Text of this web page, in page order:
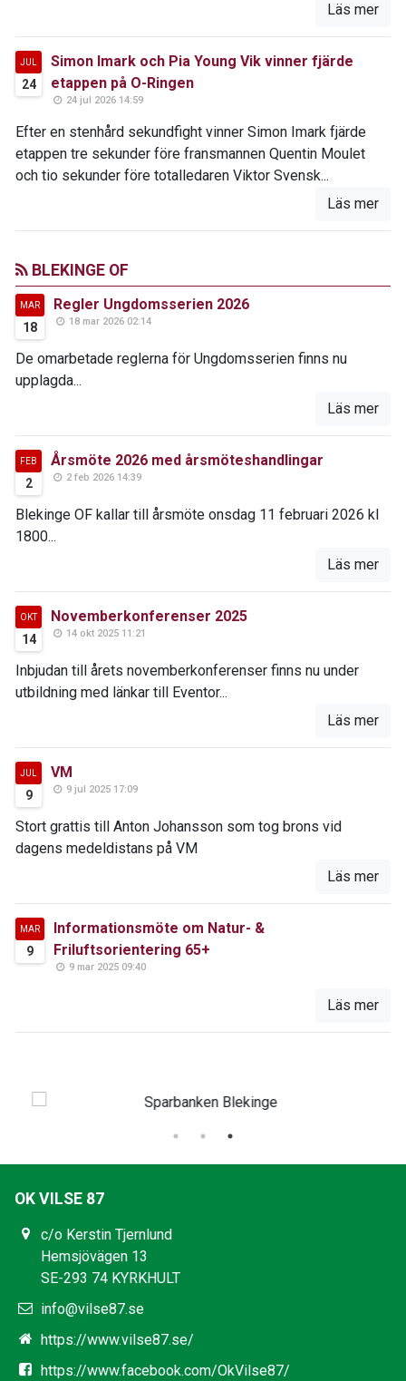
Läs mer
JUL
24
Simon Imark och Pia Young Vik vinner fjärde
etappen på O-Ringen
24 jul 2026 14:59
Efter en stenhård sekundfight vinner Simon Imark fjärde
etappen tre sekunder före fransmannen Quentin Moulet
och tio sekunder före totalledaren Viktor Svensk...
Läs mer
BLEKINGE OF
MAR
18
Regler Ungdomsserien 2026
18 mar 2026 02:14
De omarbetade reglerna för Ungdomsserien finns nu
upplagda...
Läs mer
FEB
2
Årsmöte 2026 med årsmöteshandlingar
2 feb 2026 14:39
Blekinge OF kallar till årsmöte onsdag 11 februari 2026 kl
1800...
Läs mer
OKT
14
Novemberkonferenser 2025
14 okt 2025 11:21
Inbjudan till årets novemberkonferenser finns nu under
utbildning med länkar till Eventor...
Läs mer
JUL
9
VM
9 jul 2025 17:09
Stort grattis till Anton Johansson som tog brons vid
dagens medeldistans på VM
Läs mer
MAR
9
Informationsmöte om Natur- &
Friluftsorientering 65+
9 mar 2025 09:40
Läs mer
OK VILSE 87
c/o Kerstin Tjernlund
Hemsjövägen 13
SE-293 74 KYRKHULT
info@vilse87.se
https://www.vilse87.se/
https://www.facebook.com/OkVilse87/